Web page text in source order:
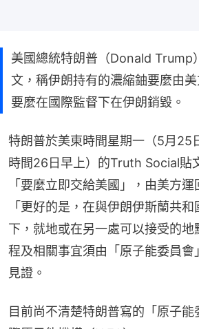
美國總統特朗普（Donald Trump
文，稱伊朗持有的濃縮鈾要麼由美
要麼在國際監督下在伊朗銷毀。
特朗普於美東時間星期一（5月25
時間26日早上）的Truth Social貼
「要麼立即交給美國」，由美方運
「更好的是，在與伊朗伊斯蘭共
下，就地或在另一處可以接受的地
程及相關事宜須由「原子能委員會
見證。
目前尚不清楚特朗普寫的「原子能